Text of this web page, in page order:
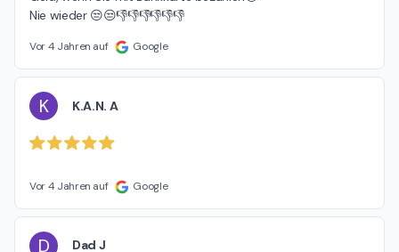
Nie wieder 😒😒👎👎👎👎👎👎
Vor 4 Jahren auf Google
K K.A.N. A
Vor 4 Jahren auf Google
D Dad J